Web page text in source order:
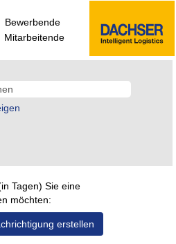
Bewerbende
Mitarbeitende
Tagen) Sie eine
möchten:
erstellen